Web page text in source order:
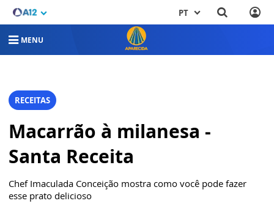
PT
MENU
RECEITAS
Macarrão à milanesa -
Santa Receita
Chef Imaculada Conceição mostra como você pode fazer
esse prato delicioso